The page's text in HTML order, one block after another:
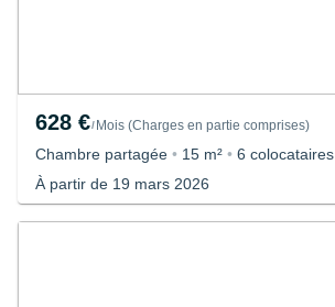
628 €/ Mois (Charges en partie comprises)
Chambre partagée • 15 m² • 6 colocataires
À partir de 19 mars 2026